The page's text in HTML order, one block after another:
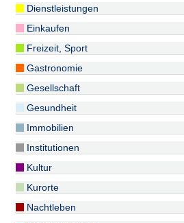
Dienstleistungen
Einkaufen
Freizeit, Sport
Gastronomie
Gesellschaft
Gesundheit
Immobilien
Institutionen
Kultur
Kurorte
Nachtleben